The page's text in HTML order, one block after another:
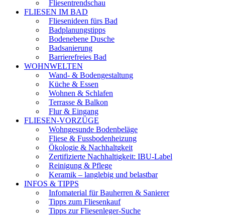
Fliesentrendschau
FLIESEN IM BAD
Fliesenideen fürs Bad
Badplanungstipps
Bodenebene Dusche
Badsanierung
Barrierefreies Bad
WOHNWELTEN
Wand- & Bodengestaltung
Küche & Essen
Wohnen & Schlafen
Terrasse & Balkon
Flur & Eingang
FLIESEN-VORZÜGE
Wohngesunde Bodenbeläge
Fliese & Fussbodenheizung
Ökologie & Nachhaltgkeit
Zertifizierte Nachhaltigkeit: IBU-Label
Reinigung & Pflege
Keramik – langlebig und belastbar
INFOS & TIPPS
Infomaterial für Bauherren & Sanierer
Tipps zum Fliesenkauf
Tipps zur Fliesenleger-Suche